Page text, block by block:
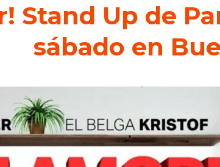
Stand Up de
sábado en